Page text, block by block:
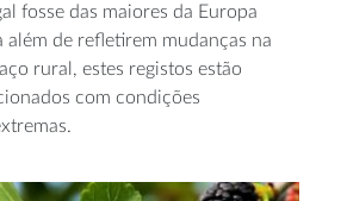
fosse das maiores da Europa
além de refletirem mudanças na
rural, estes registos estão
com condições